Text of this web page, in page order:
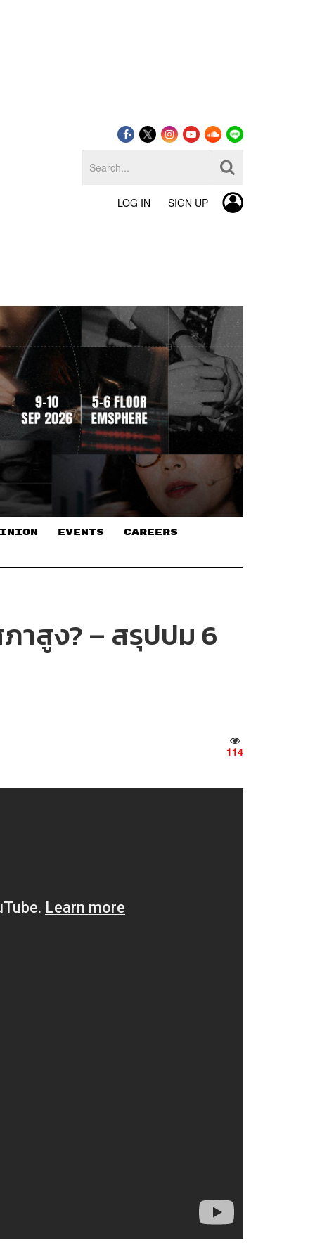
LOG IN SIGN UP
EVENTS CAREERS
าสูง? – สรุปปม 6
114